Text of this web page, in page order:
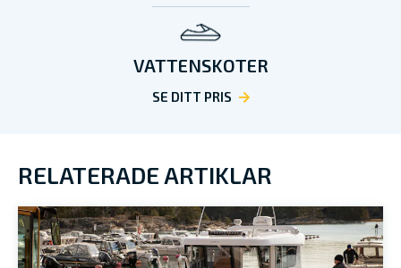
VATTENSKOTER
SE DITT PRIS
RELATERADE ARTIKLAR